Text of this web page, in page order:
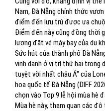
Nam, Đà Nẵng chính thức
điểm đến lưu trú được ưa
Điểm đến này cũng đồng thời
lượng đặt vé máy bay của du
Sức hút của thành phố Đà
vinh danh ở vị trí thứ hai trong
tuyệt vời nhất châu Á" của
hoa quốc tế Đà Nẵng (DIFF
chọn vào Top 9 lễ hội mùa hè
Mùa hè này, tham quan các